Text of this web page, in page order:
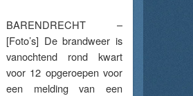
BARENDRECHT –
[Foto’s] De brandweer is
vanochtend rond kwart
voor 12 opgeroepen voor
een melding van een